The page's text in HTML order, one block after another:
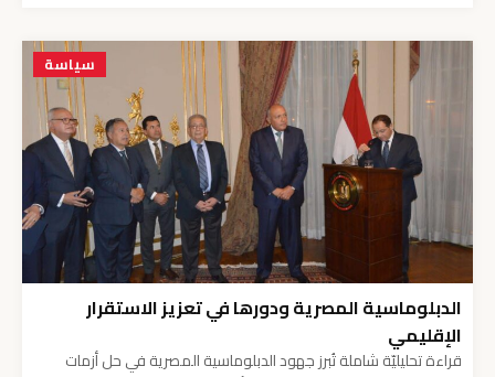
سياسة
الدبلوماسية المصرية ودورها في تعزيز الاستقرار
الإقليمي
قراءة تحليليّة شاملة تُبرز جهود الدبلوماسية المصرية في حل أزمات